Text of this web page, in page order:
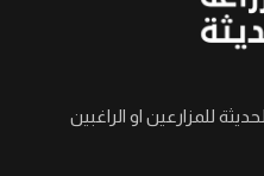
للمزارعين او الراغبين